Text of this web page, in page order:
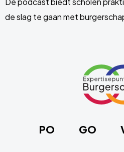
de slag te gaan met
PO GO